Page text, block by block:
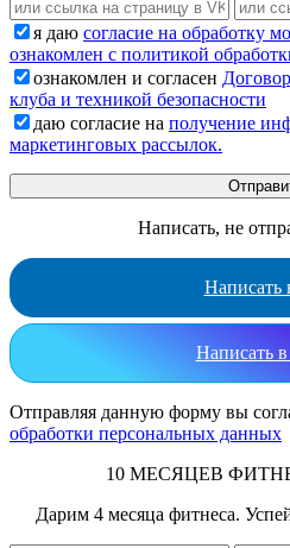
я даю согласие на обработку
ознакомлен с политикой
ознакомлен и согласен
клуба и техникой безопасности
даю согласие на получение
маркетинговых рассылок.
Написать, не
Написать
Написать
Отправляя данную форму вы
обработки персональных данных
10 МЕСЯЦЕВ
Дарим 4 месяца фитнеса.